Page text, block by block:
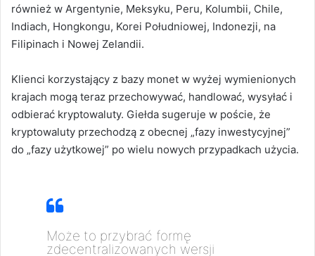
również w Argentynie, Meksyku, Peru, Kolumbii, Chile,
Indiach, Hongkongu, Korei Południowej, Indonezji, na
Filipinach i Nowej Zelandii.
Klienci korzystający z bazy monet w wyżej wymienionych
krajach mogą teraz przechowywać, handlować, wysyłać i
odbierać kryptowaluty. Giełda sugeruje w poście, że
kryptowaluty przechodzą z obecnej „fazy inwestycyjnej”
do „fazy użytkowej” po wielu nowych przypadkach użycia.
Może to przybrać formę
zdecentralizowanych wersji